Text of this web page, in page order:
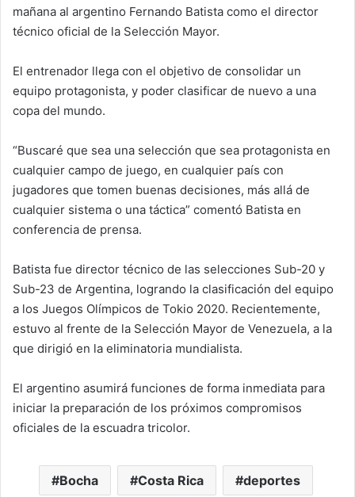
mañana al argentino Fernando Batista como el director
técnico oficial de la Selección Mayor.
El entrenador llega con el objetivo de consolidar un
equipo protagonista, y poder clasificar de nuevo a una
copa del mundo.
“Buscaré que sea una selección que sea protagonista en
cualquier campo de juego, en cualquier país con
jugadores que tomen buenas decisiones, más allá de
cualquier sistema o una táctica” comentó Batista en
conferencia de prensa.
Batista fue director técnico de las selecciones Sub-20 y
Sub-23 de Argentina, logrando la clasificación del equipo
a los Juegos Olímpicos de Tokio 2020. Recientemente,
estuvo al frente de la Selección Mayor de Venezuela, a la
que dirigió en la eliminatoria mundialista.
El argentino asumirá funciones de forma inmediata para
iniciar la preparación de los próximos compromisos
oficiales de la escuadra tricolor.
Bocha Costa Rica deportes